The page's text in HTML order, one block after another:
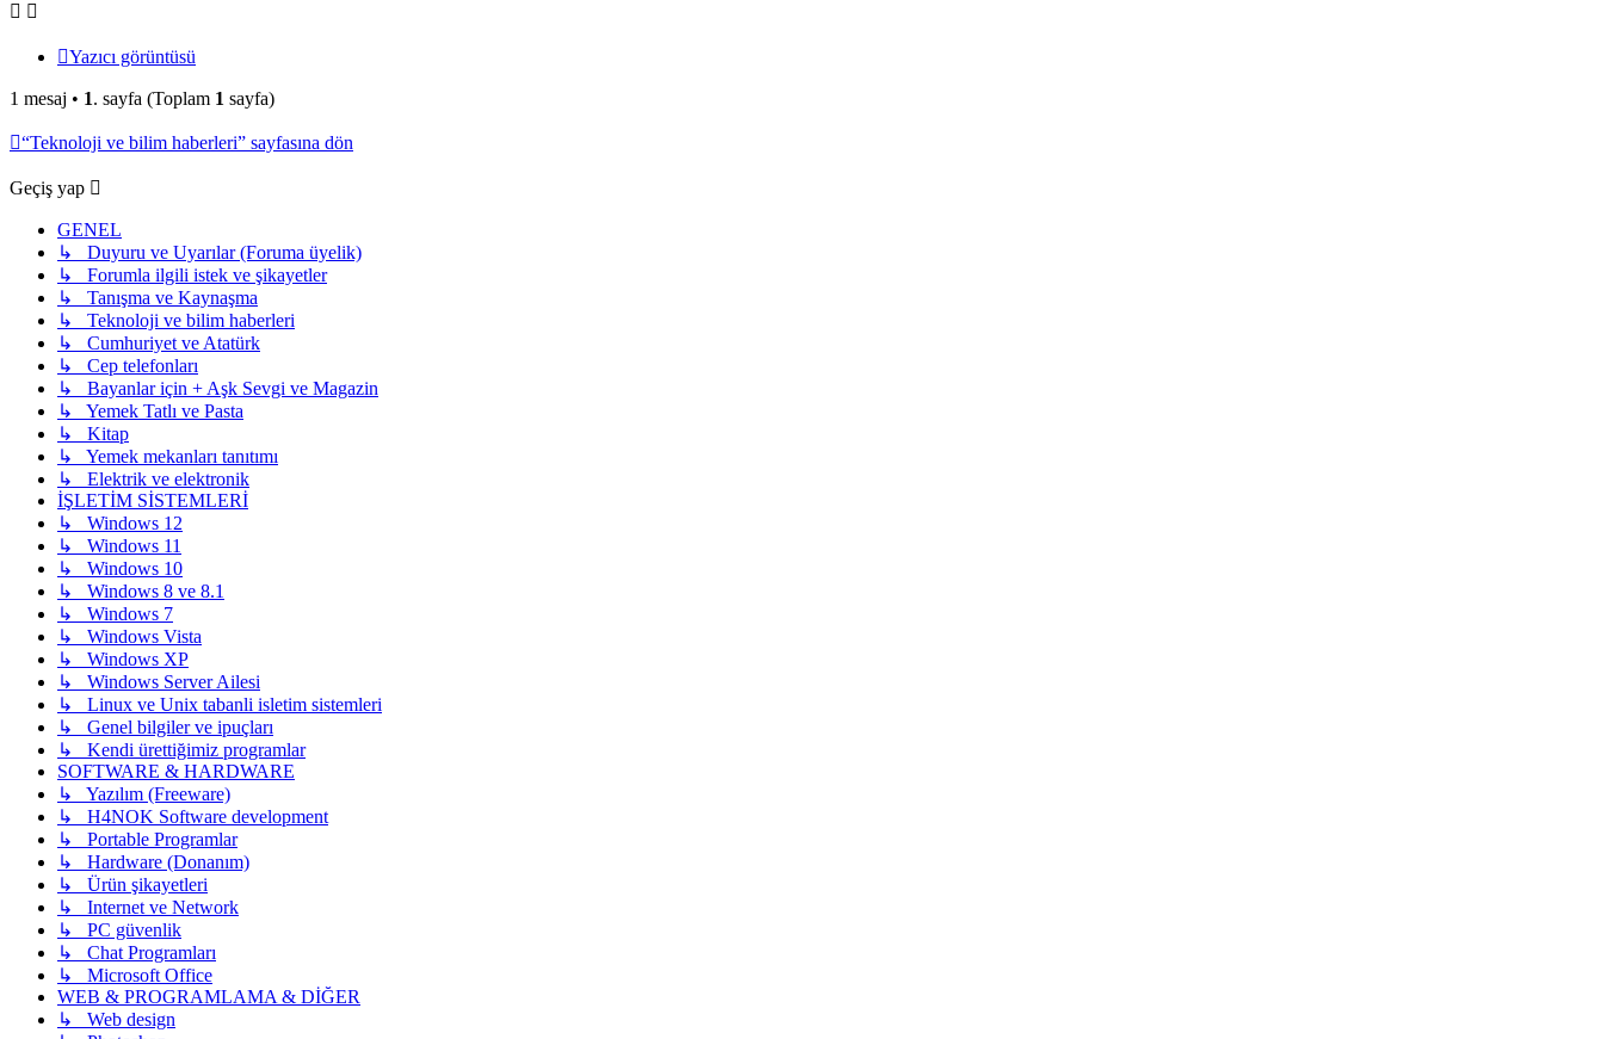
Yazıcı görüntüsü
1 mesaj • 1. sayfa (Toplam 1 sayfa)
“Teknoloji ve bilim haberleri” sayfasına dön
Geçiş yap
GENEL
↳ Duyuru ve Uyarılar (Foruma üyelik)
↳ Forumla ilgili istek ve şikayetler
↳ Tanışma ve Kaynaşma
↳ Teknoloji ve bilim haberleri
↳ Cumhuriyet ve Atatürk
↳ Cep telefonları
↳ Bayanlar için + Aşk Sevgi ve Magazin
↳ Yemek Tatlı ve Pasta
↳ Kitap
↳ Yemek mekanları tanıtımı
↳ Elektrik ve elektronik
İŞLETİM SİSTEMLERİ
↳ Windows 12
↳ Windows 11
↳ Windows 10
↳ Windows 8 ve 8.1
↳ Windows 7
↳ Windows Vista
↳ Windows XP
↳ Windows Server Ailesi
↳ Linux ve Unix tabanli isletim sistemleri
↳ Genel bilgiler ve ipuçları
↳ Kendi ürettiğimiz programlar
SOFTWARE & HARDWARE
↳ Yazılım (Freeware)
↳ H4NOK Software development
↳ Portable Programlar
↳ Hardware (Donanım)
↳ Ürün şikayetleri
↳ Internet ve Network
↳ PC güvenlik
↳ Chat Programları
↳ Microsoft Office
WEB & PROGRAMLAMA & DİĞER
↳ Web design